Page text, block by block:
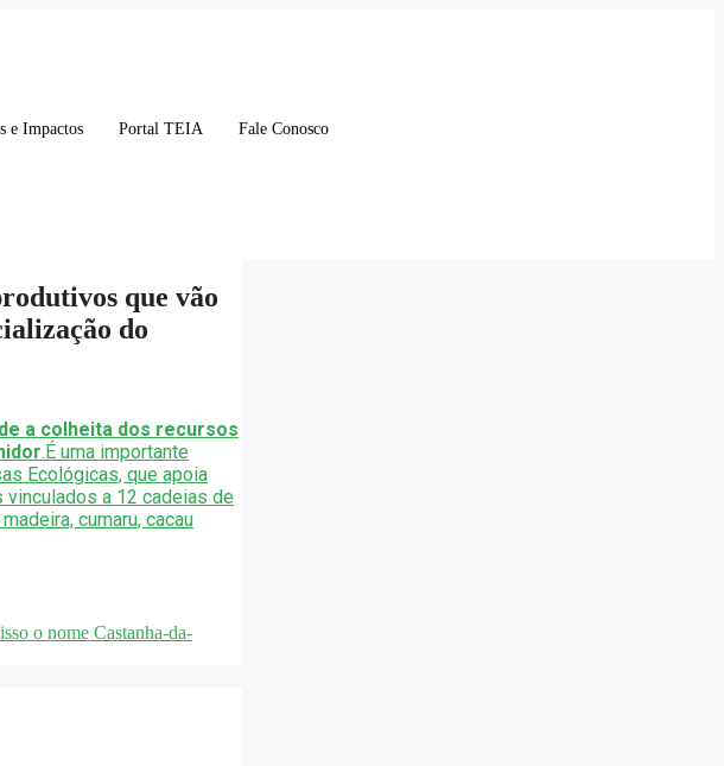
e Impactos Portal TEIA Fale Conosco
que vão
do
a colheita dos recursos
.É uma importante
Ecológicas, que apoia
a 12 cadeias de
cumaru, cacau
o nome Castanha-da-